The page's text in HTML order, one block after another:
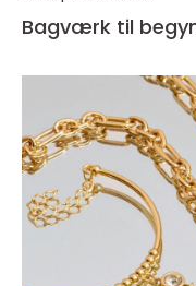
Bagværk til